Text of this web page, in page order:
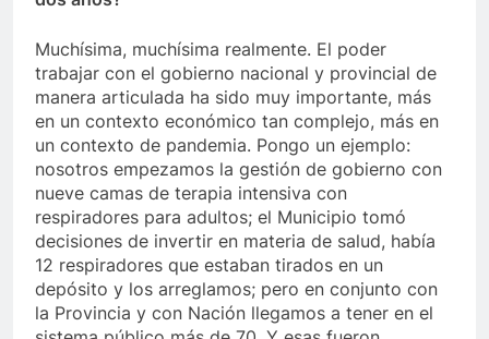
Muchísima, muchísima realmente. El poder
trabajar con el gobierno nacional y provincial de
manera articulada ha sido muy importante, más
en un contexto económico tan complejo, más en
un contexto de pandemia. Pongo un ejemplo:
nosotros empezamos la gestión de gobierno con
nueve camas de terapia intensiva con
respiradores para adultos; el Municipio tomó
decisiones de invertir en materia de salud, había
12 respiradores que estaban tirados en un
depósito y los arreglamos; pero en conjunto con
la Provincia y con Nación llegamos a tener en el